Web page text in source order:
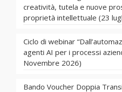
creatività, tutela e nuove
proprietà intellettuale (23
Ciclo di webinar
agenti AI per i processi
Novembre 2026)
Bando Voucher Doppia